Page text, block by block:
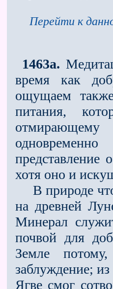
Перейти к
1463a.
время как
ощущаем
питания,
представление
хотя оно и
В природе
на древней
Минерал
почвой для
Земле
заблуждение;
Ягве смог